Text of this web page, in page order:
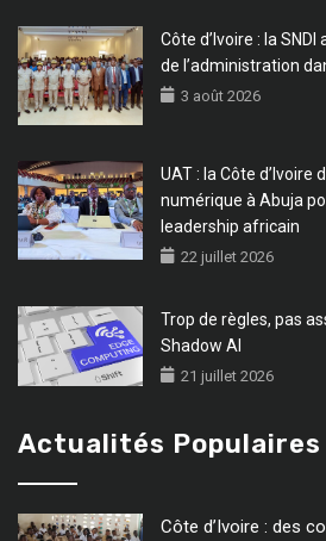
Côte d’Ivoire : la
de l’administration
3 août 2026
UAT : la Côte d’Ivoire
numérique à Abuja
leadership africain
22 juillet 2026
Trop de règles, pas
Shadow AI
21 juillet 2026
Actualités Populaires
Côte d’Ivoire : des